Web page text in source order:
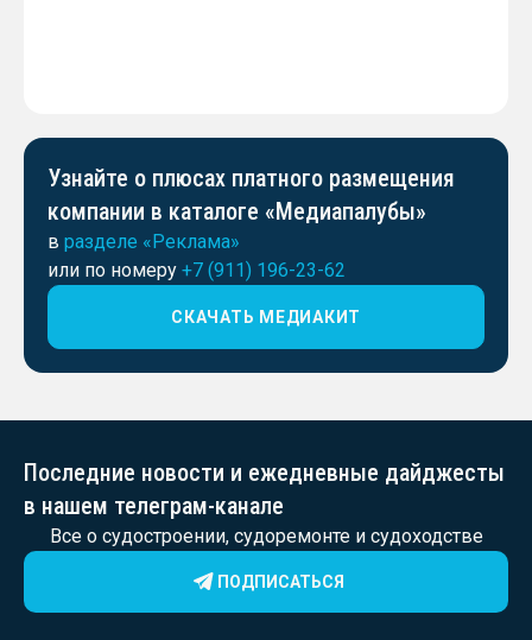
Узнайте о плюсах платного размещения
компании в каталоге «Медиапалубы»
в разделе «Реклама»
или по номеру +7 (911) 196-23-62
СКАЧАТЬ МЕДИАКИТ
Последние новости и ежедневные дайджесты
в нашем телеграм-канале
Все о судостроении, судоремонте и судоходстве
ПОДПИСАТЬСЯ